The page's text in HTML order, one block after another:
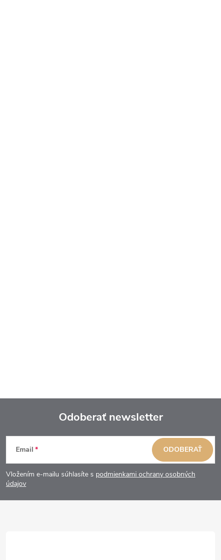
Z
á
p
Odoberať newsletter
Email
Vložením e-mailu súhlasíte s podmienkami ochrany osobných
údajov
ODOBERAŤ